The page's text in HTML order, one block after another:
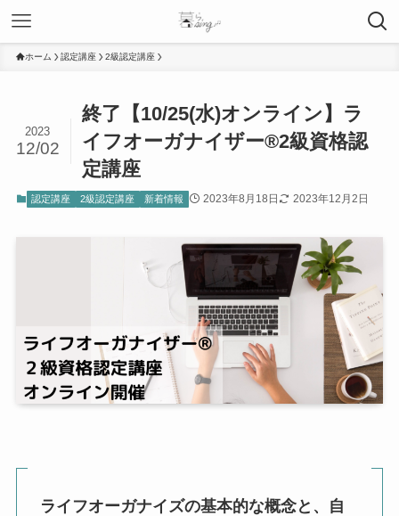
ホーム 認定講座 2級認定講座
終了【10/25(水)オンライン】ラ
イフオーガナイザー®︎2級資格認
定講座
2023
12/02
認定講座 2級認定講座 新着情報 2023年8月18日 2023年12月2日
ライフオーガナイズの基本的な概念と、自